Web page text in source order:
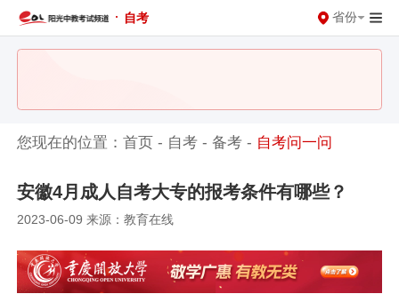
· 自考 省份
您现在的位置：首页 - 自考 -备考 - 自考问一问
安徽4月成人自考大专的报考条件有哪些？
2023-06-09 来源：教育在线